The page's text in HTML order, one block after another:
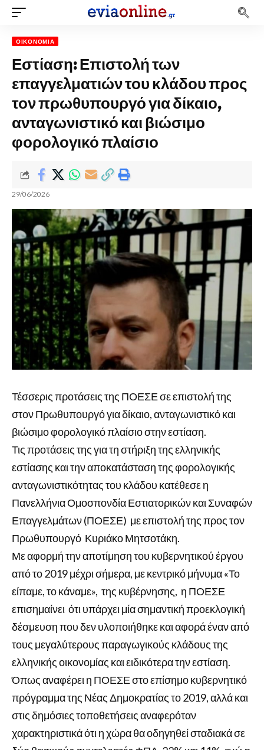
ΟΙΚΟΝΟΜΊΑ
Εστίαση: Επιστολή των
επαγγελματιών του κλάδου προς
τον πρωθυπουργό για δίκαιο,
ανταγωνιστικό και βιώσιμο
φορολογικό πλαίσιο
29/06/2026
Τέσσερις προτάσεις της ΠΟΕΣΕ σε επιστολή της
στον Πρωθυπουργό για δίκαιο, ανταγωνιστικό και
βιώσιμο φορολογικό πλαίσιο στην εστίαση.
Τις προτάσεις της για τη στήριξη της ελληνικής
εστίασης και την αποκατάσταση της φορολογικής
ανταγωνιστικότητας του κλάδου κατέθεσε η
Πανελλήνια Ομοσπονδία Εστιατορικών και Συναφών
Επαγγελμάτων (ΠΟΕΣΕ) με επιστολή της προς τον
Πρωθυπουργό Κυριάκο Μητσοτάκη.
Με αφορμή την αποτίμηση του κυβερνητικού έργου
από το 2019 μέχρι σήμερα, με κεντρικό μήνυμα «Το
είπαμε, το κάναμε», της κυβέρνησης, η ΠΟΕΣΕ
επισημαίνει ότι υπάρχει μία σημαντική προεκλογική
δέσμευση που δεν υλοποιήθηκε και αφορά έναν από
τους μεγαλύτερους παραγωγικούς κλάδους της
ελληνικής οικονομίας και ειδικότερα την εστίαση.
Όπως αναφέρει η ΠΟΕΣΕ στο επίσημο κυβερνητικό
πρόγραμμα της Νέας Δημοκρατίας το 2019, αλλά και
στις δημόσιες τοποθετήσεις αναφερόταν
χαρακτηριστικά ότι η χώρα θα οδηγηθεί σταδιακά σε